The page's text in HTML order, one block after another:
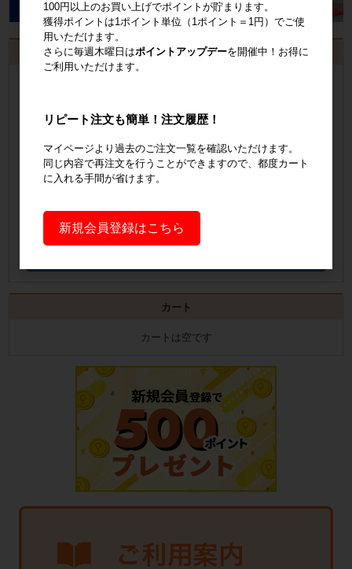
お見積書・納品書発行のご案内
会員登録はこちら
見積書の発行手順についてご案内
見積書発行手順について
カート
カートは空です
100円以上のお買い上げでポイントが貯まります。
獲得ポイントは1ポイント単位（1ポイント＝1円）でご使
用いただけます。
さらに毎週木曜日はポイントアップデーを開催中！お得に
ご利用いただけます。
リピート注文も簡単！注文履歴！
マイページより過去のご注文一覧を確認いただけます。
同じ内容で再注文を行うことができますので、都度カート
に入れる手間が省けます。
新規会員登録はこちら